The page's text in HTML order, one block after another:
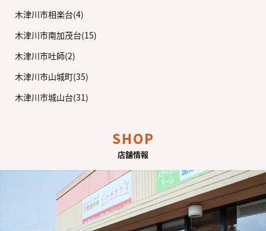
木津川市相楽台(4)
木津川市南加茂台(15)
木津川市吐師(2)
木津川市山城町(35)
木津川市城山台(31)
SHOP
店舗情報